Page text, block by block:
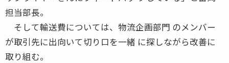
担当部長。
そして輸送費については、物流企画部門 のメンバー
が取引先に出向いて切り口を一緒 に探しながら改善に
取り組む。